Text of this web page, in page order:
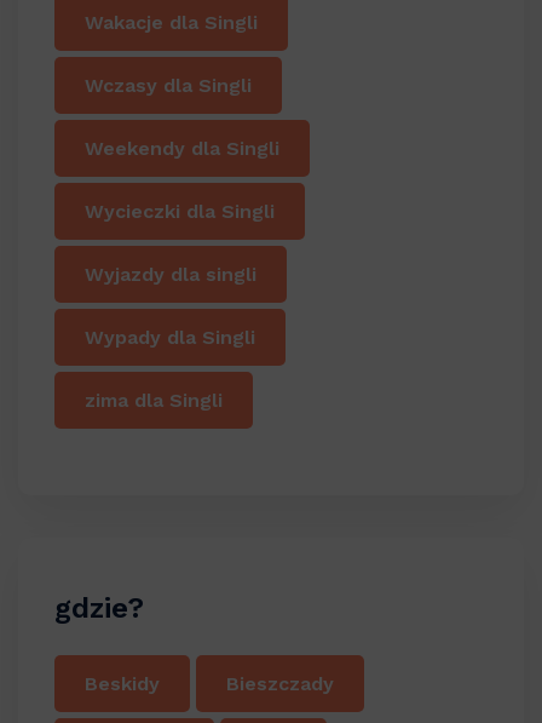
Wakacje dla Singli
Wczasy dla Singli
Weekendy dla Singli
Wycieczki dla Singli
Wyjazdy dla singli
Wypady dla Singli
zima dla Singli
gdzie?
Beskidy Bieszczady